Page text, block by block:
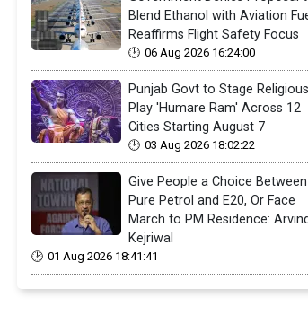
Blend Ethanol with Aviation
Reaffirms Flight Safety Focus
06 Aug 2026 16:24:00
Punjab Govt to Stage Religious
Play 'Humare Ram' Across 12
Cities Starting August 7
03 Aug 2026 18:02:22
Give People a Choice Between
Pure Petrol and E20, Or Face
March to PM Residence: Arvind
Kejriwal
01 Aug 2026 18:41:41